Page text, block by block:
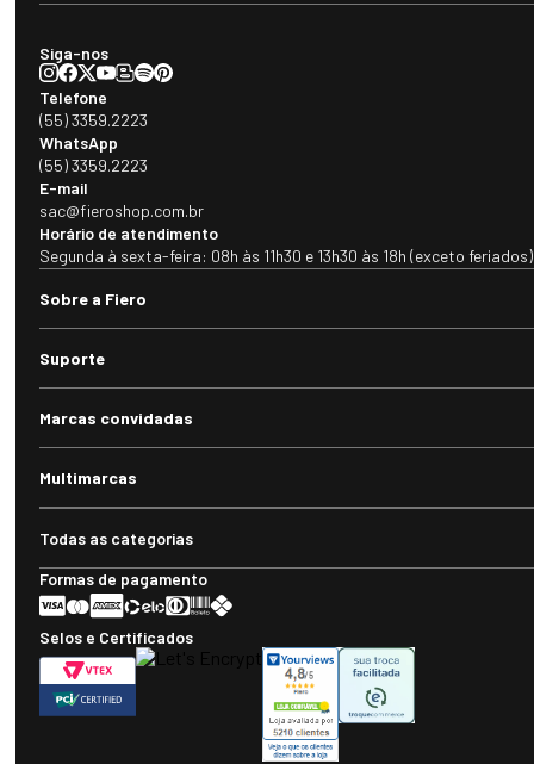
Siga-nos
Telefone
(55) 3359.2223
WhatsApp
(55) 3359.2223
E-mail
sac@fieroshop.com.br
Horário de atendimento
Segunda à sexta-feira: 08h às 11h30 e 13h30 às 18h (exceto feriados)
Sobre a Fiero
Suporte
Marcas convidadas
Multimarcas
Todas as categorias
Formas de pagamento
Selos e Certificados